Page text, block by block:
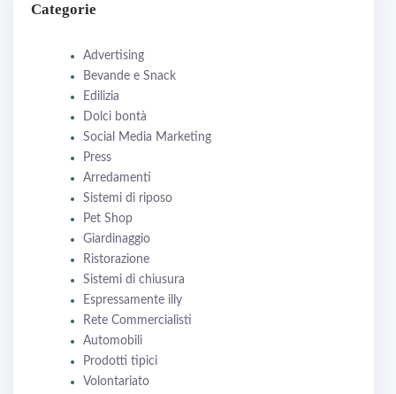
Categorie
Advertising
Bevande e Snack
Edilizia
Dolci bontà
Social Media Marketing
Press
Arredamenti
Sistemi di riposo
Pet Shop
Giardinaggio
Ristorazione
Sistemi di chiusura
Espressamente illy
Rete Commercialisti
Automobili
Prodotti tipici
Volontariato